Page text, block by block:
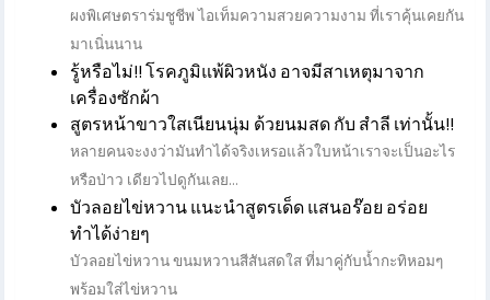
ผงพิเศษตราร่มชูชีพ ไอเท็มความสวยความงาม ที่เราคุ้นเคยกัน
มาเนิ่นนาน
รู้หรือไม่!! โรคภูมิแพ้ผิวหนัง อาจมีสาเหตุมาจาก
เครื่องซักผ้า
สูตรหน้าขาวใสเนียนนุ่ม ด้วยนมสด กับ สำลี เท่านั้น!!
หลายคนจะงงว่ามันทำได้จริงเหรอแล้วใบหน้าเราจะเป็นอะไร
หรือป่าว เดียวไปดูกันเลย...
บัวลอยไข่หวาน แนะนำสูตรเด็ด แสนอร๊อย อร่อย
ทำได้ง่ายๆ
บัวลอยไข่หวาน ขนมหวานสีสันสดใส ที่มาคู่กับน้ำกะทิหอมๆ
พร้อมใส่ไข่หวาน